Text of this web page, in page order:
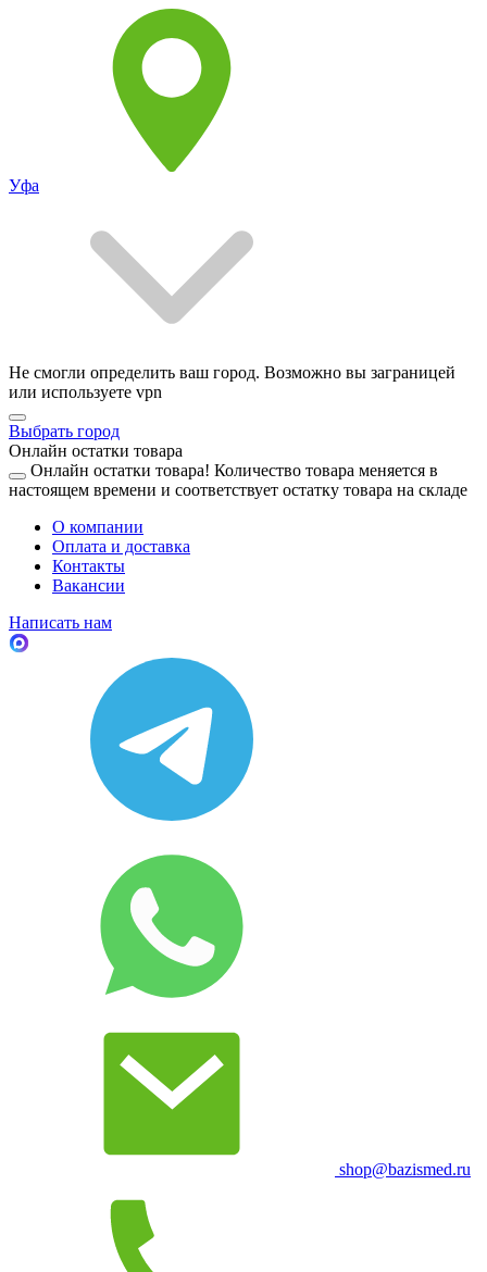
Уфа
Не смогли определить ваш город. Возможно вы заграницей
или используете vpn
Выбрать город
Онлайн остатки товара
Онлайн остатки товара! Количество товара меняется в
настоящем времени и соответствует остатку товара на складе
О компании
Оплата и доставка
Контакты
Вакансии
Написать нам
shop@bazismed.ru